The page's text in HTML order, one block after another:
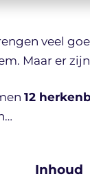
veel
Maar er
12
Inhoud